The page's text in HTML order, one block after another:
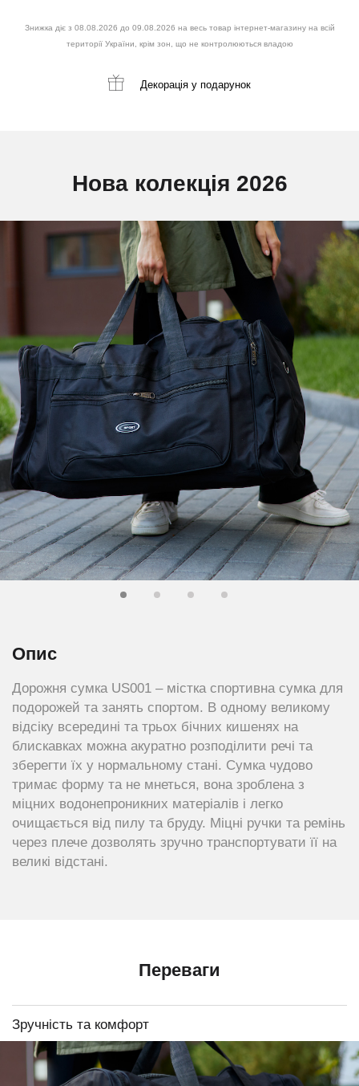
Знижка діє з 08.08.2026 до 09.08.2026 на весь товар інтернет-магазину на всій
території України, крім зон, що не контролюються владою
Декорація у подарунок
Нова колекція 2026
Опис
Дорожня сумка US001 – містка спортивна сумка для
подорожей та занять спортом. В одному великому
відсіку всередині та трьох бічних кишенях на
блискавках можна акуратно розподілити речі та
зберегти їх у нормальному стані. Сумка чудово
тримає форму та не мнеться, вона зроблена з
міцних водонепроникних матеріалів і легко
очищається від пилу та бруду. Міцні ручки та ремінь
через плече дозволять зручно транспортувати її на
великі відстані.
Переваги
Зручність та комфорт